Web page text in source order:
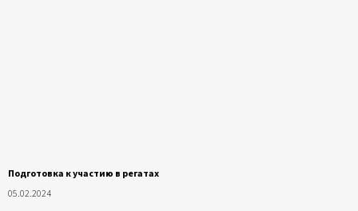
Подготовка к участию в регатах
05.02.2024